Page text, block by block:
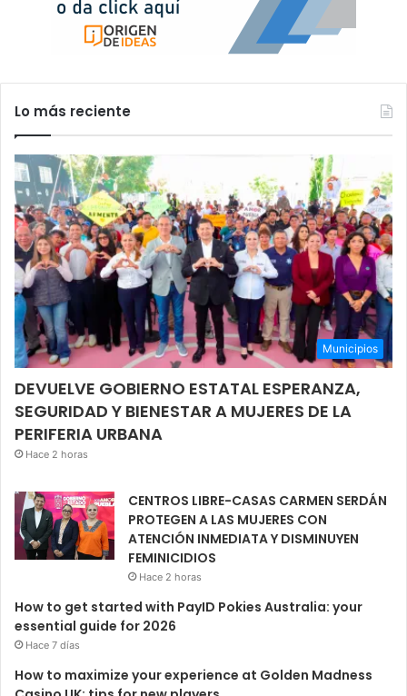
Lo más reciente
Municipios
DEVUELVE GOBIERNO ESTATAL ESPERANZA,
SEGURIDAD Y BIENESTAR A MUJERES DE LA
PERIFERIA URBANA
Hace 2 horas
CENTROS LIBRE-CASAS CARMEN SERDÁN
PROTEGEN A LAS MUJERES CON
ATENCIÓN INMEDIATA Y DISMINUYEN
FEMINICIDIOS
Hace 2 horas
How to get started with PayID Pokies Australia: your
essential guide for 2026
Hace 7 días
How to maximize your experience at Golden Madness